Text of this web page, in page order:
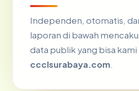
Independen, otomatis,
laporan di bawah
data publik yang bisa
ccclsurabaya.com.